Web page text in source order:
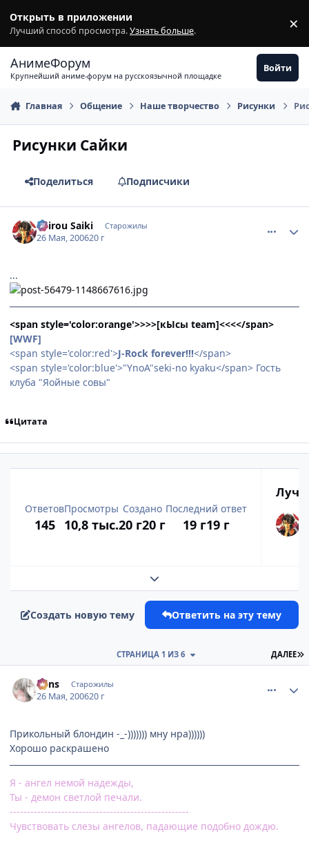
Открыть в приложении
Лучший способ просмотра.Узнать больше. ×
АнимеФорум
Крупнейший аниме-форум на русскоязычной площадке
Войти
Главная Общение Наше творчество Рисунки
Рисунки Сайки
Поделиться Подписчики
Shirou Saiki Старожилы
26 Мая, 200620 г
...
<span style='color:orange'>>>>[кЫсы team]<<<</span>
[WWF]
<span style='color:red'>J-Rock forever!!!</span>
<span style='color:blue'>"YnoA"seki-no kyaku</span> Гость
клуба "Яойные совы"
Цитата
Ответов
145
Просмотры
10,8 тыс.
Создано
20 г20 г
Последний ответ
19 г19 г
Развернуть обзор темы
Создать новую тему Ответить на эту тему
ДАЛЕЕ
СТРАНИЦА 1 ИЗ 6
vons Старожилы
26 Мая, 200620 г
Прикольный блондин -_-))))))) мну нра))))))
Хорошо раскрашено
Я - ангел немой надежды,
Ты - демон светлой печали.
----------------------------------------------------
Чувствовать слезы ангелов, падающие подобно дождю.